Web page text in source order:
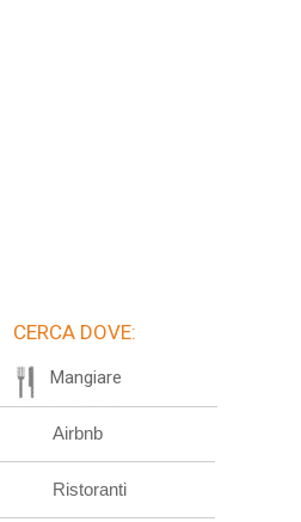
CERCA DOVE:
Mangiare
Airbnb
Ristoranti